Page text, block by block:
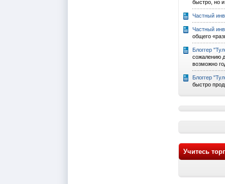
быстро, но
Частный
Частный
общего
Блоггер
сожалению
возможно
Блоггер
быстро
Учитесь